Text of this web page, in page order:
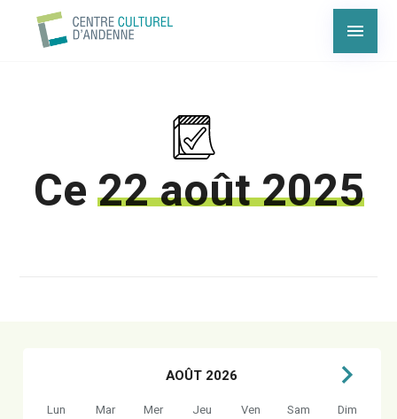
Ce22 août 2025
AOÛT 2026
Lun Mar Mer Jeu Ven Sam
Dim